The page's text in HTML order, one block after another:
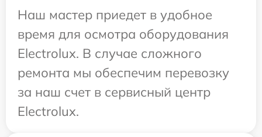
Наш мастер приедет в удобное
время для осмотра оборудования
Electrolux. В случае сложного
ремонта мы обеспечим перевозку
за наш счет в сервисный центр
Electrolux.